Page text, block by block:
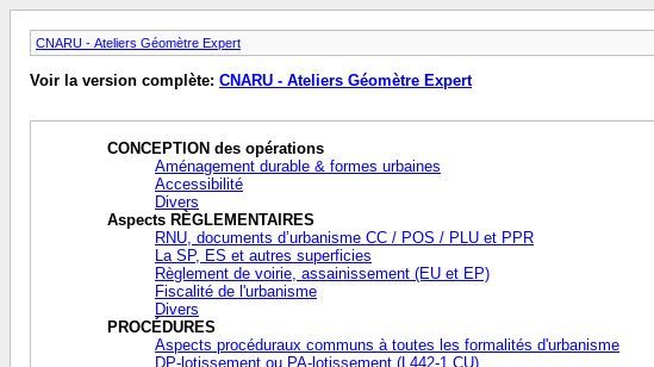
CNARU - Ateliers Géomètre Expert
Voir la version complète: CNARU - Ateliers Géomètre Expert
CONCEPTION des opérations
Aménagement durable & formes urbaines
Accessibilité
Divers
Aspects RÈGLEMENTAIRES
RNU, documents d’urbanisme CC / POS / PLU et PPR
La SP, ES et autres superficies
Règlement de voirie, assainissement (EU et EP)
Fiscalité de l'urbanisme
Divers
PROCÉDURES
Aspects procéduraux communs à toutes les formalités d'urbanisme
DP-lotissement ou PA-lotissement (L442-1 CU)